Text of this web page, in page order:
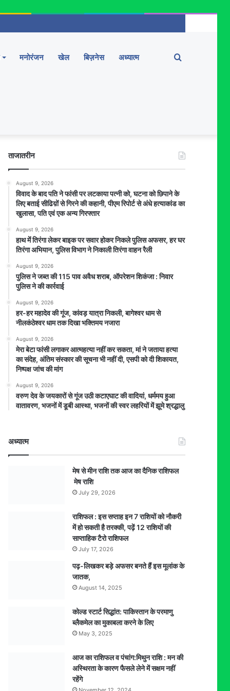
मनोरंजन खेल बिज़नेस अध्यात्म Search
ताजातरीन
August 9, 2026
विवाद के बाद पति ने फांसी पर लटकाया पत्नी को, घटना को छिपाने के
लिए बताई सीढिय़ों से गिरने की कहानी, पीएम रिपोर्ट से अंधे हत्याकांड का
खुलासा, पति एवं एक अन्य गिरफ्तार
August 9, 2026
हाथ मेंं तिरंगा लेकर बाइक पर सवार होकर निकले पुलिस अफसर, हर घर
तिरंगा अभियान, पुलिस विभाग ने निकाली तिरंगा वाहन रैली
August 9, 2026
पुलिस ने जब्त की 115 पाव अवैध शराब, ऑपरेशन शिकंजा : निवार
पुलिस ने की कार्रवाई
August 9, 2026
हर-हर महादेव की गूंज, कांवड़ यात्रा निकली, बागेश्वर धाम से
नीलकंठेश्वर धाम तक दिखा भक्तिमय नजारा
August 9, 2026
मेरा बेटा फांसी लगाकर आत्महत्या नहीं कर सकता, मां ने जताया हत्या
का संदेह, अंतिम संस्कार की सूचना भी नहीं दी, एसपी को दी शिकायत,
निष्पक्ष जांच की मांग
August 9, 2026
वरुण देव के जयकारों से गूंज उठी कटाएघाट की वादियां, धर्ममय हुआ
वातावरण, भजनों में डूबी आस्था, भजनों की स्वर लहरियों में झूमे श्रद्धालु
अध्यात्म
मेष से मीन राशि तक आज का दैनिक राशिफल
मेष राशि
July 29, 2026
राशिफल : इस सप्ताह इन 7 राशियों को नौकरी
में हो सकती है तरक्की, पढ़ें 12 राशियों की
साप्ताहिक टैरो राशिफल
July 17, 2026
पढ़-लिखकर बड़े अफसर बनते हैं इस मूलांक के
जातक,
August 14, 2025
कोल्ड स्टार्ट सिद्धांत: पाकिस्तान के परमाणु
ब्लैकमेल का मुकाबला करने के लिए
May 3, 2025
आज का राशिफल व पंचांग:मिथुन राशि : मन की
अस्थिरता के कारण फैसले लेने में सक्षम नहीं
रहेंगे